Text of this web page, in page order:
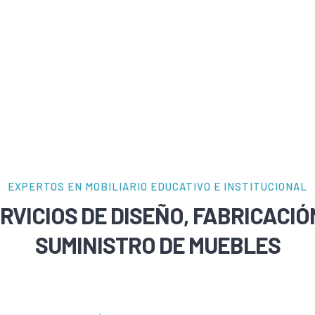
EXPERTOS EN MOBILIARIO EDUCATIVO E INSTITUCIONAL
DE DISEÑO,
SUMINISTRO DE MUEBLES